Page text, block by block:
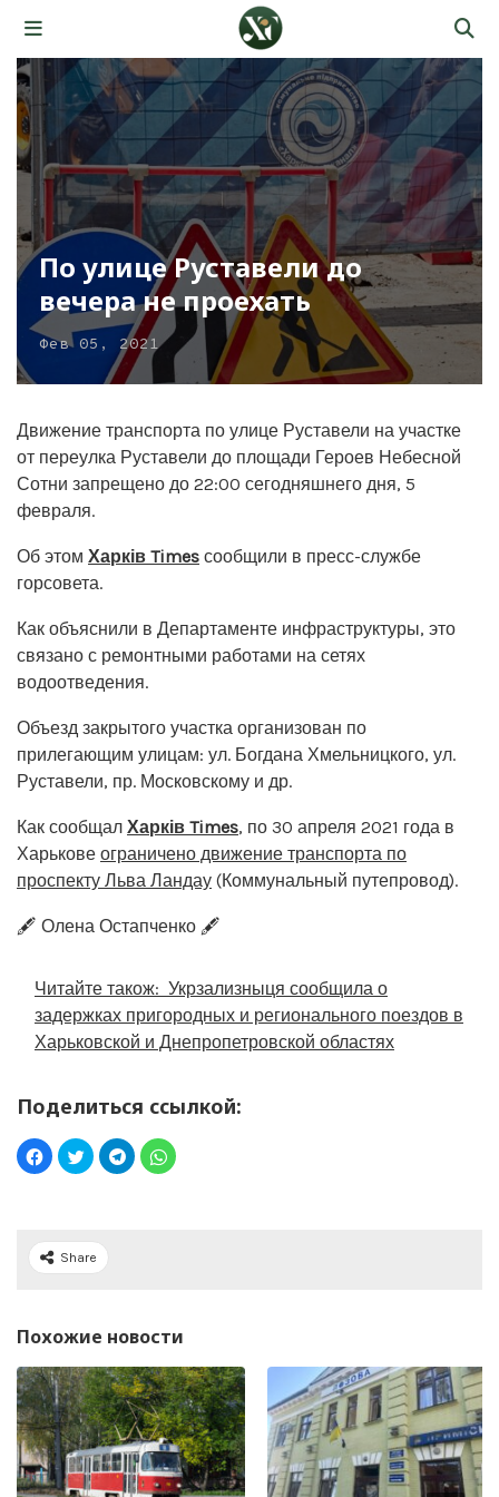
По улице Руставели до
вечера не проехать
Фев 05, 2021
Движение транспорта по улице Руставели на участке
от переулка Руставели до площади Героев Небесной
Сотни запрещено до 22:00 сегодняшнего дня, 5
февраля.
Об этом Харків Times сообщили в пресс-службе
горсовета.
Как объяснили в Департаменте инфраструктуры, это
связано с ремонтными работами на сетях
водоотведения.
Объезд закрытого участка организован по
прилегающим улицам: ул. Богдана Хмельницкого, ул.
Руставели, пр. Московскому и др.
Как сообщал Харків Times, по 30 апреля 2021 года в
Харькове ограничено движение транспорта по
проспекту Льва Ландау (Коммунальный путепровод).
🖋️ Олена Остапченко 🖋️
Читайте також: Укрзализныця сообщила о
задержках пригородных и регионального поездов в
Харьковской и Днепропетровской областях
Поделиться ссылкой:
Share
Похожие новости